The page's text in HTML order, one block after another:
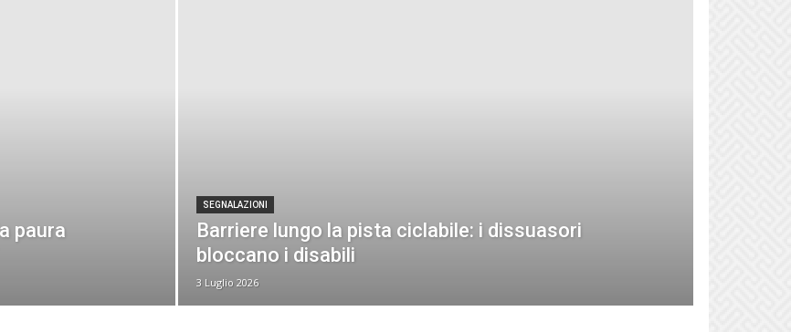
paura
SEGNALAZIONI
Barriere lungo la pista ciclabile: i dissuasori
bloccano i disabili
3 Luglio 2026